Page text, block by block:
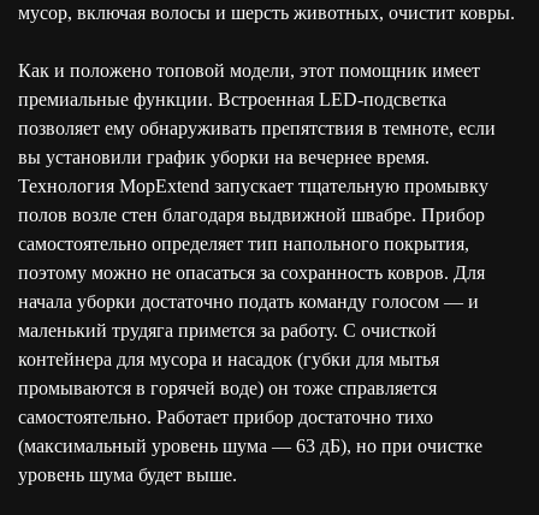
мусор, включая волосы и шерсть животных, очистит ковры.
Как и положено топовой модели, этот помощник имеет
премиальные функции. Встроенная LED-подсветка
позволяет ему обнаруживать препятствия в темноте, если
вы установили график уборки на вечернее время.
Технология MopExtend запускает тщательную промывку
полов возле стен благодаря выдвижной швабре. Прибор
самостоятельно определяет тип напольного покрытия,
поэтому можно не опасаться за сохранность ковров. Для
начала уборки достаточно подать команду голосом — и
маленький трудяга примется за работу. С очисткой
контейнера для мусора и насадок (губки для мытья
промываются в горячей воде) он тоже справляется
самостоятельно. Работает прибор достаточно тихо
(максимальный уровень шума — 63 дБ), но при очистке
уровень шума будет выше.